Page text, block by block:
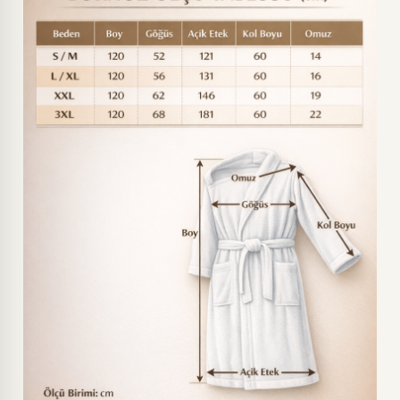
KAHVE-L/XL
BEYAZ-L/XL
LİLA-S/M